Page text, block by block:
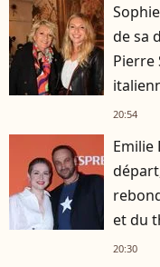
de sa
Pierre
20:54
Emilie
et du
20:30